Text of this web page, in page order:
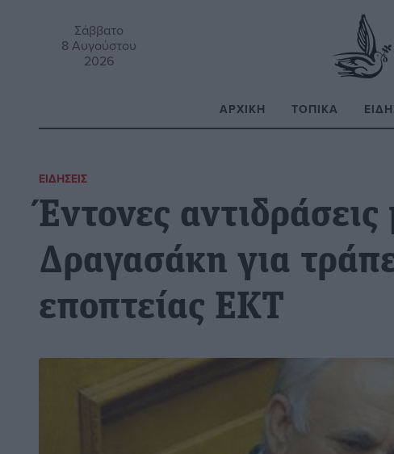
Σάββατο
8 Αυγούστου
2026
ΑΡΧΙΚΉ ΤΟΠΙΚΆ
ΕΙΔΉΣΕΙΣ
Έντονες
Δραγασάκη για
εποπτείας ΕΚΤ